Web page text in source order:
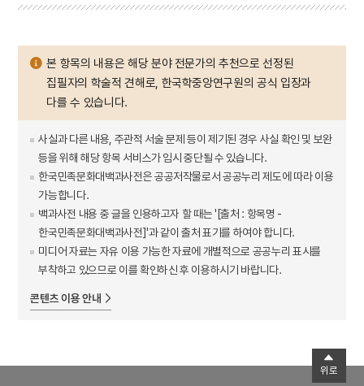
본 항목의 내용은 해당 분야 전문가의 추천으로 선정된
집필자의 학술적 견해로, 한국학중앙연구원의 공식 입장과
다를 수 있습니다.
사실과 다른 내용, 주관적 서술 문제 등이 제기된 경우 사실 확인 및 보완
등을 위해 해당 항목 서비스가 임시 중단될 수 있습니다.
한국민족문화대백과사전은 공공저작물로서 공공누리 제도에 따라 이용
가능합니다.
백과사전 내용 중 글을 인용하고자 할 때는 '[출처 : 항목명 -
한국민족문화대백과사전]'과 같이 출처 표기를 하여야 합니다.
미디어 자료는 자유 이용 가능한 자료에 개별적으로 공공누리 표시를
부착하고 있으므로 이를 확인하신 후 이용하시기 바랍니다.
콘텐츠 이용 안내
위로